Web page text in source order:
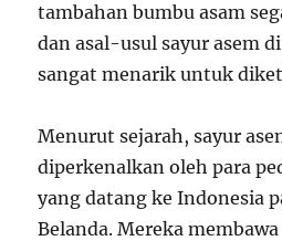
tambahan bumbu asam
dan asal-usul sayur asem
sangat menarik untuk
Menurut sejarah, sayur
diperkenalkan oleh para
yang datang ke Indonesia
Belanda. Mereka